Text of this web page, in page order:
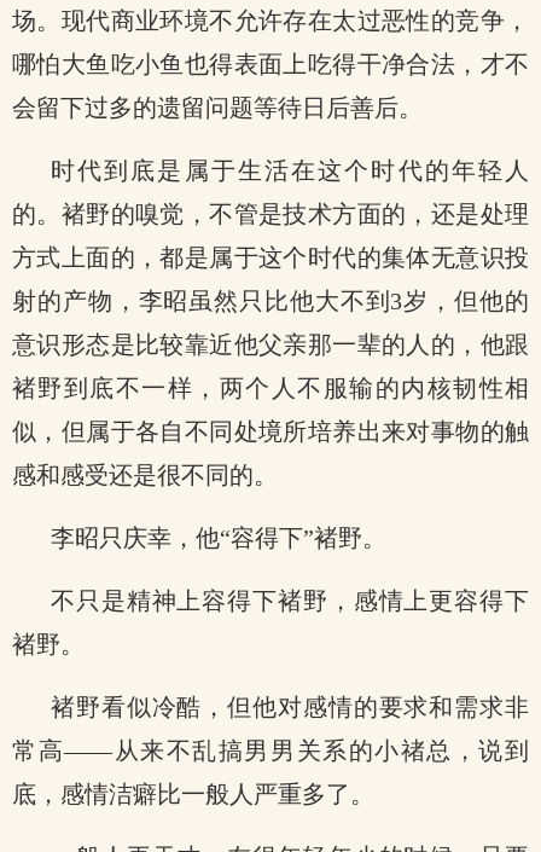
场。现代商业环境不允许存在太过恶性的竞争，
哪怕大鱼吃小鱼也得表面上吃得干净合法，才不
会留下过多的遗留问题等待日后善后。
时代到底是属于生活在这个时代的年轻人
的。褚野的嗅觉，不管是技术方面的，还是处理
方式上面的，都是属于这个时代的集体无意识投
射的产物，李昭虽然只比他大不到3岁，但他的
意识形态是比较靠近他父亲那一辈的人的，他跟
褚野到底不一样，两个人不服输的内核韧性相
似，但属于各自不同处境所培养出来对事物的触
感和感受还是很不同的。
李昭只庆幸，他“容得下”褚野。
不只是精神上容得下褚野，感情上更容得下
褚野。
褚野看似冷酷，但他对感情的要求和需求非
常高——从来不乱搞男男关系的小禇总，说到
底，感情洁癖比一般人严重多了。